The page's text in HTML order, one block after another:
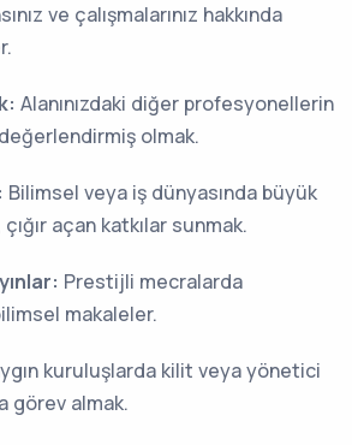
ve çalışmalarınız hakkında
Alanınızdaki diğer profesyonellerin
değerlendirmiş olmak.
Bilimsel veya iş dünyasında büyük
açan katkılar sunmak.
Prestijli mecralarda
makaleler.
kuruluşlarda kilit veya yönetici
görev almak.